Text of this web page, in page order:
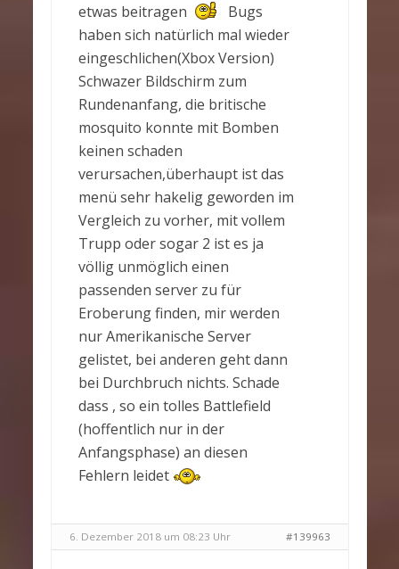
etwas beitragen
Bugs
haben sich natürlich mal wieder
eingeschlichen(Xbox Version)
Schwazer Bildschirm zum
Rundenanfang, die britische
mosquito konnte mit Bomben
keinen schaden
verursachen,überhaupt ist das
menü sehr hakelig geworden im
Vergleich zu vorher, mit vollem
Trupp oder sogar 2 ist es ja
völlig unmöglich einen
passenden server zu für
Eroberung finden, mir werden
nur Amerikanische Server
gelistet, bei anderen geht dann
bei Durchbruch nichts. Schade
dass , so ein tolles Battlefield
(hoffentlich nur in der
Anfangsphase) an diesen
Fehlern leidet
6. Dezember 2018 um 08:23 Uhr #139963